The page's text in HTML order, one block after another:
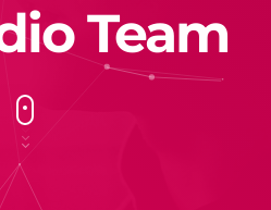
Team